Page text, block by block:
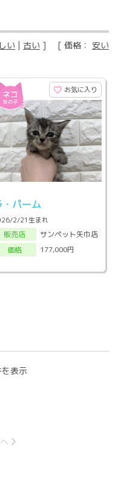
い | 古い ] [ 価格： 安い
お気に入り
・パーム
2/21生まれ
販売店
サンペット矢巾店
価格
177,000円
表示